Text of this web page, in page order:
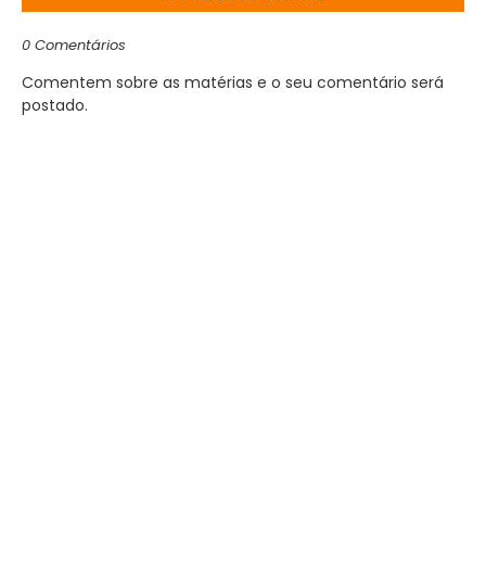
0 Comentários
Comentem sobre as matérias e o seu comentário será
postado.